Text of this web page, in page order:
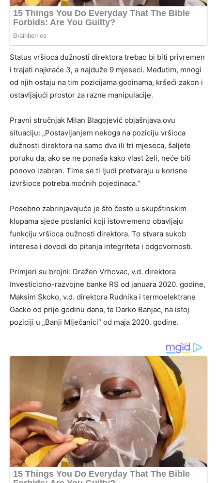
Status vršioca dužnosti direktora trebao bi biti privremen
i trajati najkraće 3, a najduže 9 mjeseci. Međutim, mnogi
od njih ostaju na tim pozicijama godinama, kršeći zakon i
ostavljajući prostor za razne manipulacije.
Pravni stručnjak Milan Blagojević objašnjava ovu
situaciju: „Postavljanjem nekoga na poziciju vršioca
dužnosti direktora na samo dva ili tri mjeseca, šaljete
poruku da, ako se ne ponaša kako vlast želi, neće biti
ponovo izabran. Time se ti ljudi pretvaraju u korisne
izvršioce potreba moćnih pojedinaca.“
Posebno zabrinjavajuće je što često u skupštinskim
klupama sjede poslanici koji istovremeno obavljaju
funkciju vršioca dužnosti direktora. To stvara sukob
interesa i dovodi do pitanja integriteta i odgovornosti.
Primjeri su brojni: Dražen Vrhovac, v.d. direktora
Investiciono-razvojne banke RS od januara 2020. godine,
Maksim Skoko, v.d. direktora Rudnika i termoelektrane
Gacko od prije godinu dana, te Darko Banjac, na istoj
poziciji u „Banji Mlječanici“ od maja 2020. godine.